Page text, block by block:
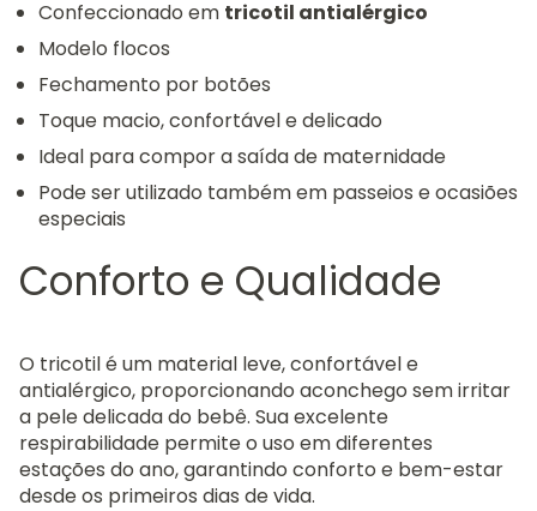
Confeccionado em tricotil antialérgico
Modelo flocos
Fechamento por botões
Toque macio, confortável e delicado
Ideal para compor a saída de maternidade
Pode ser utilizado também em passeios e ocasiões
especiais
Conforto e Qualidade
O tricotil é um material leve, confortável e
antialérgico, proporcionando aconchego sem irritar
a pele delicada do bebê. Sua excelente
respirabilidade permite o uso em diferentes
estações do ano, garantindo conforto e bem-estar
desde os primeiros dias de vida.